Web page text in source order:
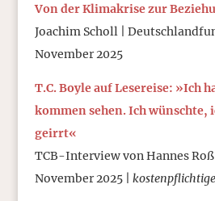
Von der Klimakrise zur
Joachim Scholl |
November 2025
T.C. Boyle auf Lesereise: »Ich
kommen sehen. Ich wünschte,
geirrt«
TCB-Interview von Hannes
November 2025 |